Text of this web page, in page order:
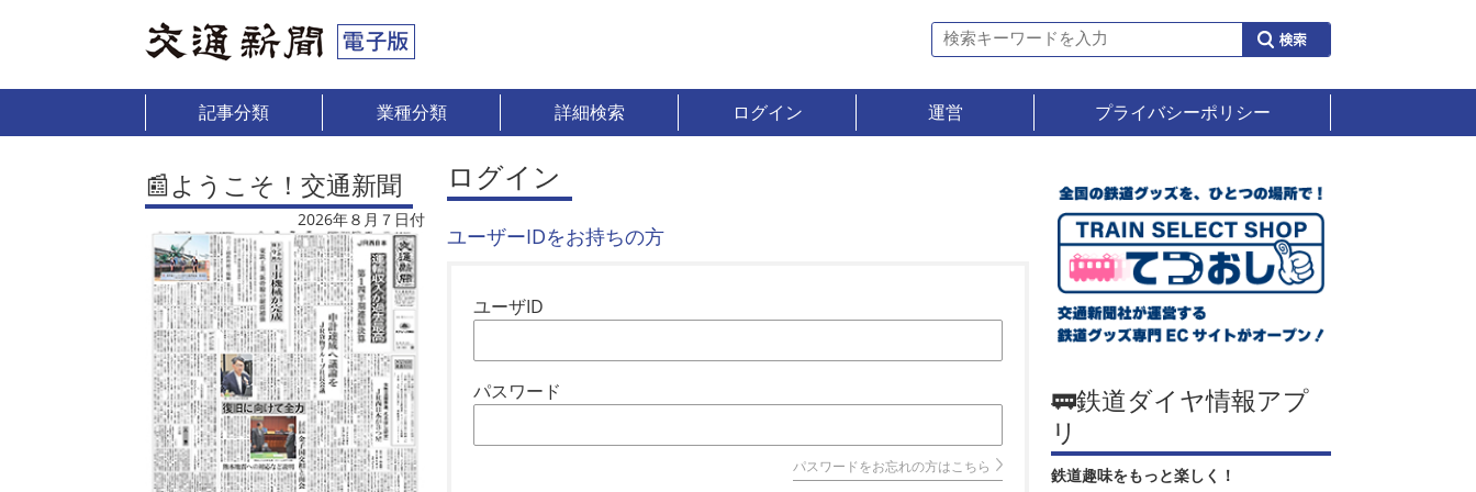
記事分類 業種分類 詳細検索 ログイン 運営 プライバシーポリシー
📰ようこそ！交通新聞
2026年８月７日付
ログイン
ユーザーIDをお持ちの方
ユーザID
パスワード
パスワードをお忘れの方はこちら
🚃鉄道ダイヤ情報アプ
リ
鉄道趣味をもっと楽しく！